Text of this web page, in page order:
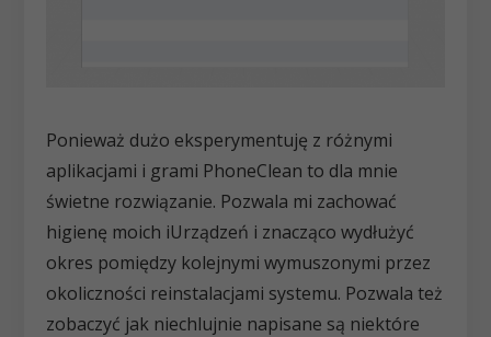
Ponieważ dużo eksperymentuję z różnymi
aplikacjami i grami PhoneClean to dla mnie
świetne rozwiązanie. Pozwala mi zachować
higienę moich iUrządzeń i znacząco wydłużyć
okres pomiędzy kolejnymi wymuszonymi przez
okoliczności reinstalacjami systemu. Pozwala też
zobaczyć jak niechlujnie napisane są niektóre